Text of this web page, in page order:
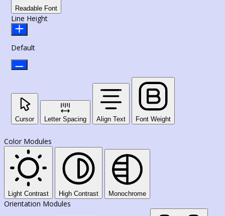
Readable Font
Line Height
Default
Cursor Letter Spacing Align Text Font Weight
Color Modules
Light Contrast High Contrast Monochrome
Orientation Modules